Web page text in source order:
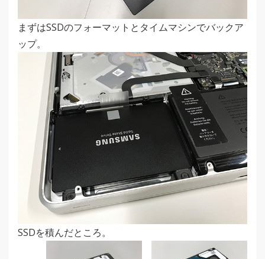
まずはSSDのフォーマットとタイムマシンでバックア
ップ。
SSDを積んだところ。